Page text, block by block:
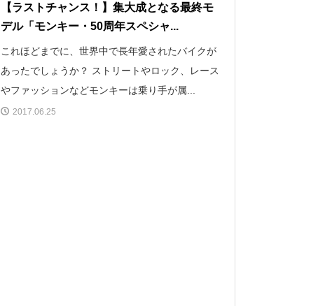
【ラストチャンス！】集大成となる最終モ
デル「モンキー・50周年スペシャ...
これほどまでに、世界中で長年愛されたバイクが
あったでしょうか？ ストリートやロック、レース
やファッションなどモンキーは乗り手が属...
2017.06.25